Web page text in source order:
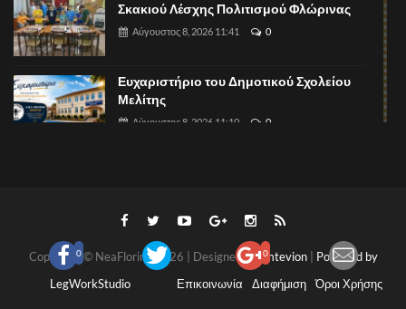
0 0
Σκακιού Λέσχης Πολιτισμού Φλώρινας
Αύγουστος 8, 2026 11:41 0
Ευχαριστήριο του Δημοτικού Σχολείου
Μελίτης
Αύγουστος 8, 2026 11:10 0
«ΥΓΕΙΑ ΦΛΩΡΙΝΑΣ – ΔΙΑΓΝΩΣΗ»:
Ξεκίνησε η νέα εποχή στην ιατρική
Copyright © NeaFlorina 2026 | Designed ByImtevion| Powered by
LegWorkStudio
Επικοινωνία Διαφήμιση Όροι Χρήσης